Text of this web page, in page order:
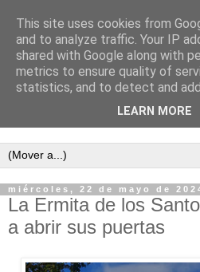
Semanario independiente de
miércoles, 22 de mayo de
La Ermita de los
a abrir sus puertas
This site uses cookies from
and to analyze traffic. Your IP
shared with Google along with
metrics to ensure quality of
statistics, and to detect and
LEARN MORE